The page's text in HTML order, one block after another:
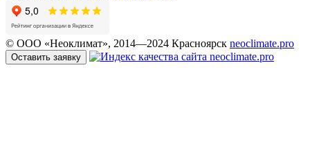
© ООО «Неоклимат», 2014—2024 Красноярск neoclimate.pro
Оставить заявку